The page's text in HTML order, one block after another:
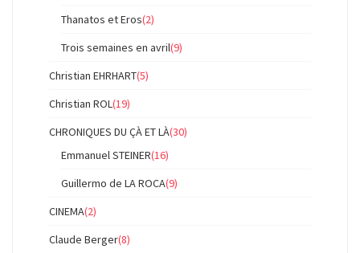
Thanatos et Eros(2)
Trois semaines en avril(9)
Christian EHRHART(5)
Christian ROL(19)
CHRONIQUES DU ÇÀ ET LÀ(30)
Emmanuel STEINER(16)
Guillermo de LA ROCA(9)
CINEMA(2)
Claude Berger(8)